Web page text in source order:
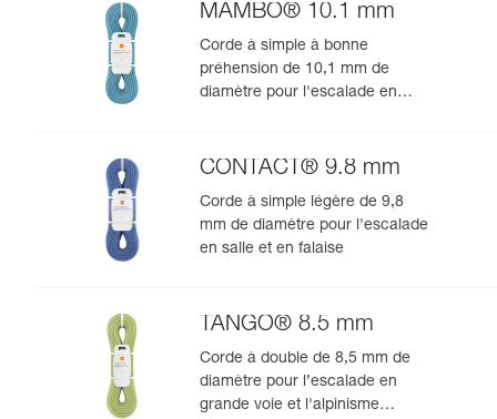
MAMBO® 10.1 mm
Corde à simple à bonne
préhension de 10,1 mm de
diamètre pour l'escalade en
CONTACT® 9.8 mm
Corde à simple légère de 9,8
mm de diamètre pour l'escalade
en salle et en falaise
TANGO® 8.5 mm
Corde à double de 8,5 mm de
diamètre pour l’escalade en
grande voie et l'alpinisme